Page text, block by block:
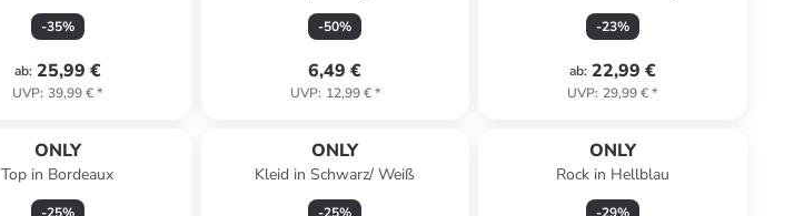
-35%
ab: 25,99 €
UVP: 39,99 €*
-50%
6,49 €
UVP: 12,99 €*
-23%
ab: 22,99 €
UVP: 29,99 €*
ONLY
Top in Bordeaux
ONLY
Kleid in Schwarz/ Weiß
ONLY
Rock in Hellblau